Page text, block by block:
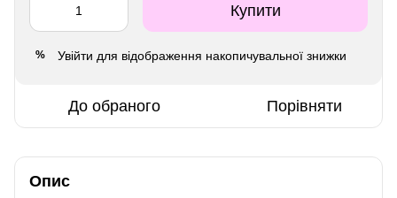
Купити
% Увійти для відображення накопичувальної знижки
До обраного Порівняти
Опис